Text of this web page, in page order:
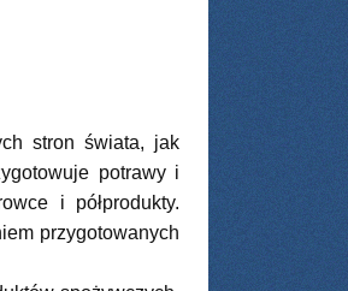
stron świata, jak
potrawy i
i półprodukty.
przygotowanych